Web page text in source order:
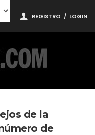
REGISTRO / LOGIN
de la
de